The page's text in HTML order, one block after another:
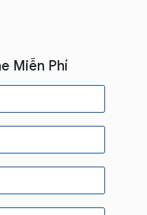
Miễn Phí